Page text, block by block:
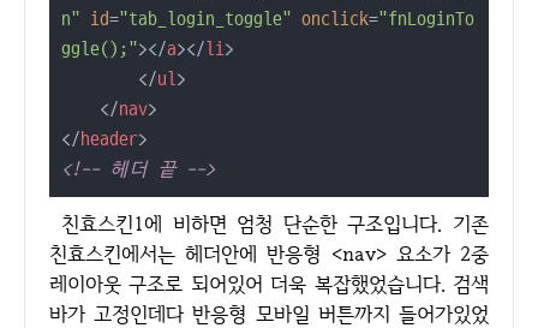
n" id="tab_login_toggle" onclick="fnLoginTo
ggle();"></a></li>
</ul>
</nav>
</header>
<!-- 헤더 끝 -->
친효스킨1에 비하면 엄청 단순한 구조입니다. 기존
친효스킨에서는 헤더안에 반응형 <nav> 요소가 2중
레이아웃 구조로 되어있어 더욱 복잡했었습니다. 검색
바가 고정인데다 반응형 모바일 버튼까지 들어가있었